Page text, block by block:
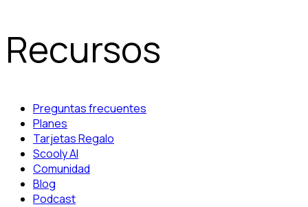
Recursos
Preguntas frecuentes
Planes
Tarjetas Regalo
Scooly AI
Comunidad
Blog
Podcast